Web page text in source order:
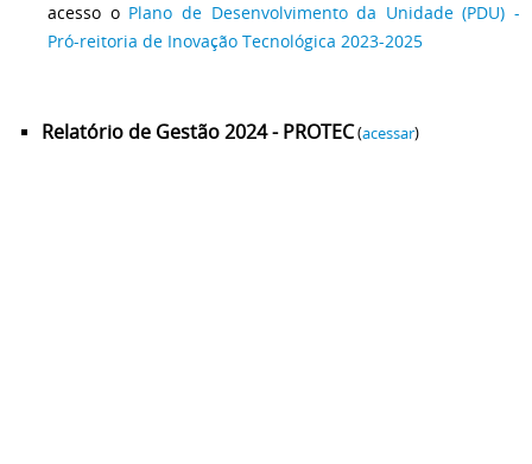
acesso o Plano de Desenvolvimento da Unidade (PDU) -
Pró-reitoria de Inovação Tecnológica 2023-2025
Relatório de Gestão 2024 - PROTEC(acessar)